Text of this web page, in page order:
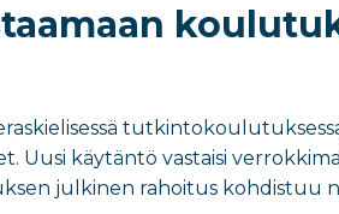
käytäntö vastaisi
julkinen rahoitus kohdistuu